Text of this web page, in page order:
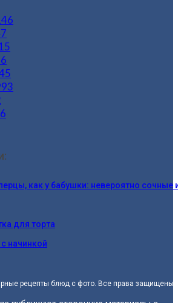
как у бабушки: невероятно сочные
для торта
начинкой
рецепты блюд с фото. Все права защищены.